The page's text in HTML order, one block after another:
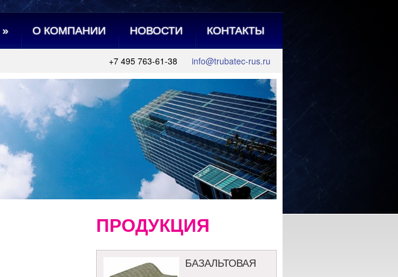
» О КОМПАНИИ НОВОСТИ КОНТАКТЫ
+7 495 763-61-38 info@trubatec-rus.ru
ПРОДУКЦИЯ
БАЗАЛЬТОВАЯ